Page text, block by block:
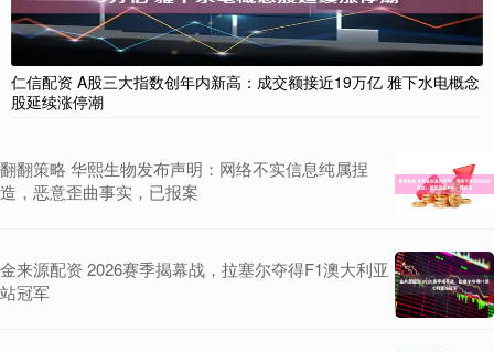
仁信配资 A股三大指数创年内新高：成交额接近19万亿 雅下水电概念
股延续涨停潮
翻翻策略 华熙生物发布声明：网络不实信息纯属捏
造，恶意歪曲事实，已报案
金来源配资 2026赛季揭幕战，拉塞尔夺得F1澳大利亚
站冠军